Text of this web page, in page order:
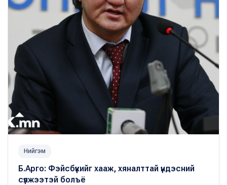
Нийгэм
Б.Арго: Фэйсбүүкийг хааж, хяналттай үндэсний
сүлжээтэй болъё